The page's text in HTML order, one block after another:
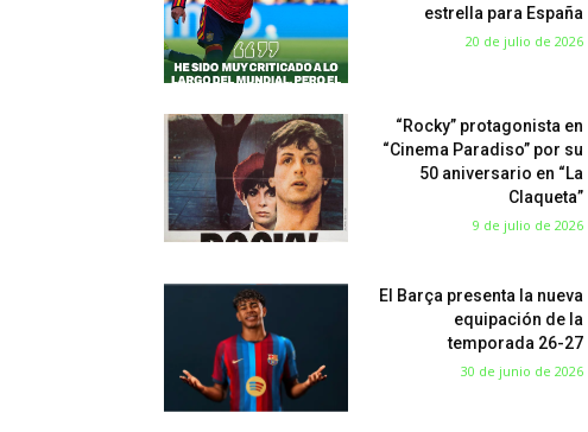
estrella para España
20 de julio de 2026
“Rocky” protagonista en
“Cinema Paradiso” por su
50 aniversario en “La
Claqueta”
9 de julio de 2026
El Barça presenta la nueva
equipación de la
temporada 26-27
30 de junio de 2026